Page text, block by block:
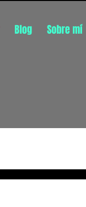
Blog Sobre mí